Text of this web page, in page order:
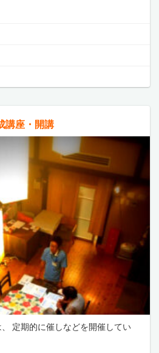
講座・開講
定期的に催しなどを開催してい